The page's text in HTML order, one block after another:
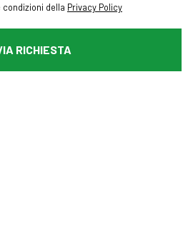
della Privacy Policy
RICHIESTA